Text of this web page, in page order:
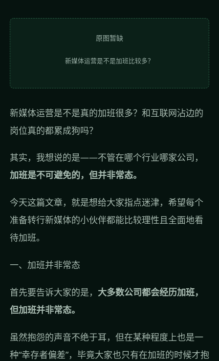
原图暂缺
新媒体运营是不是加班比较多？
新媒体运营是不是真的加班很多？和互联网沾边的
岗位真的都累成狗吗？
其实，我想说的是——不管在哪个行业哪家公司，
加班是不可避免的，但并非常态。
今天这篇文章，就是想给大家指点迷津，希望每个
准备转行新媒体的小伙伴都能比较理性且全面地看
待加班。
一、加班并非常态
首先要告诉大家的是， 大多数公司都会经历加班，
但加班并非常态。
虽然抱怨的声音不绝于耳，但在某种程度上也是一
种“幸存者偏差”，毕竟大家也只有在加班的时候才抱